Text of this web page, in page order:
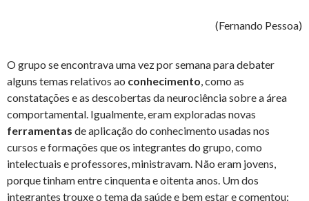
(Fernando Pessoa)
O grupo se encontrava uma vez por semana para debater
alguns temas relativos ao conhecimento, como as
constatações e as descobertas da neurociência sobre a área
comportamental. Igualmente, eram exploradas novas
ferramentas de aplicação do conhecimento usadas nos
cursos e formações que os integrantes do grupo, como
intelectuais e professores, ministravam. Não eram jovens,
porque tinham entre cinquenta e oitenta anos. Um dos
integrantes trouxe o tema da saúde e bem estar e comentou: